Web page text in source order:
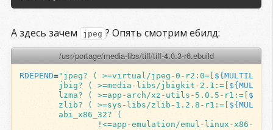
Theora Video Compression Codec
- - tremor : Enables tremor, a
fixed-point version of the Ogg Vorbis decoder.
truetype : Add support for
FreeType and/or FreeType2 fonts
twolame : Enables twolame support
(MPEG Audio Layer 2 encoder).
udev : Enable virtual/udev
integration (device discovery, power and storage
device support, etc)
А здесь зачем jpeg ? Опять смотрим ебилд:
/usr/portage/media-libs/tiff/tiff-4.0.3-r6.ebuild
RDEPEND="jpeg? ( >=virtual/jpeg-0-r2:0=[ ${
        jbig? ( >=media-libs/jbigkit-2.1:=[
${
        lzma? ( >=app-arch/xz-utils-5.0.5-r1:=[
${
        zlib? ( >=sys-libs/zlib-1.2.8-r1:=[
${
        abi_x86_32? (
!<=app-emulation/emul-linux-x86-